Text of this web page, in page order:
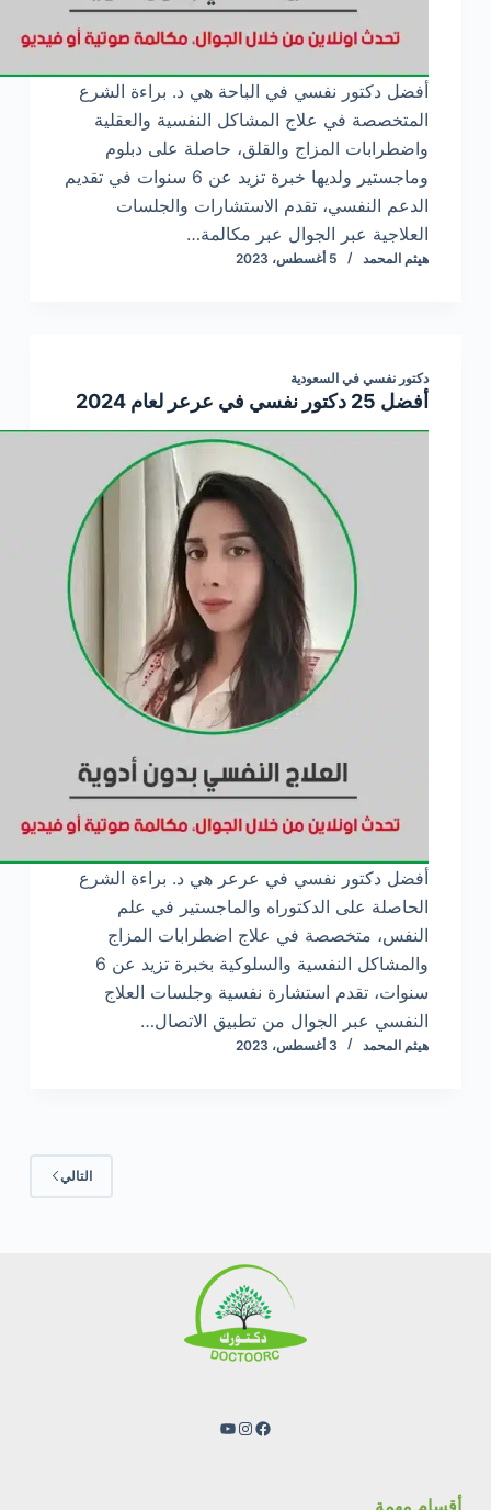
أفضل دكتور نفسي في الباحة هي د. براءة الشرع
المتخصصة في علاج المشاكل النفسية والعقلية
واضطرابات المزاج والقلق، حاصلة على دبلوم
وماجستير ولديها خبرة تزيد عن 6 سنوات في تقديم
الدعم النفسي، تقدم الاستشارات والجلسات
العلاجية عبر الجوال عبر مكالمة…
هيثم المحمد 5 أغسطس، 2023
دكتور نفسي في السعودية
أفضل 25 دكتور نفسي في عرعر لعام 2024
أفضل دكتور نفسي في عرعر هي د. براءة الشرع
الحاصلة على الدكتوراه والماجستير في علم
النفس، متخصصة في علاج اضطرابات المزاج
والمشاكل النفسية والسلوكية بخبرة تزيد عن 6
سنوات، تقدم استشارة نفسية وجلسات العلاج
النفسي عبر الجوال من تطبيق الاتصال…
هيثم المحمد 3 أغسطس، 2023
التالي
فيسبوك
إنستجرام
يوتيوب
أقسام مهمة